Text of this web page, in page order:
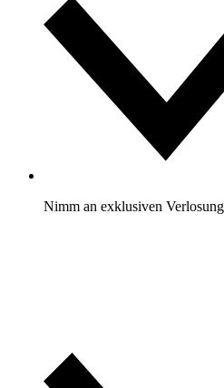
Nimm an exklusiven